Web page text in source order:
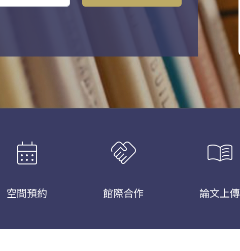
calendar_month
空間預約
handshake
館際合作
menu_book
論文上傳